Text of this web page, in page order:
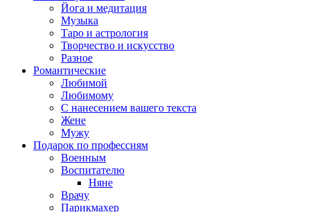
Йога и медитация
Музыка
Таро и астрология
Творчество и искусство
Разное
Романтические
Любимой
Любимому
С нанесением вашего текста
Жене
Мужу
Подарок по профессиям
Военным
Воспитателю
Няне
Врачу
Парикмахер